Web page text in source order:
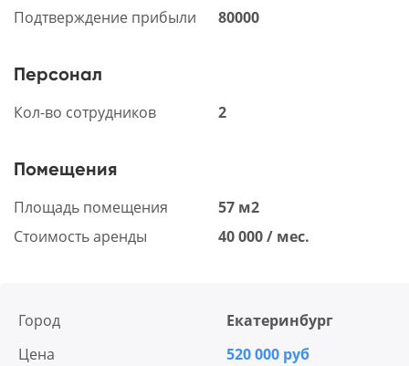
Подтверждение прибыли
80000
Персонал
Кол-во сотрудников 2
Помещения
Площадь помещения
57 м2
Стоимость аренды
40 000 / мес.
Город
Екатеринбург
Цена
520 000 руб